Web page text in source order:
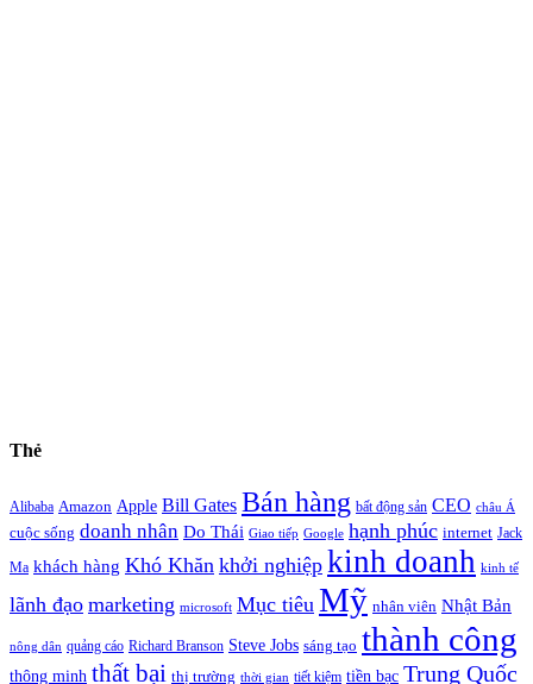
Thẻ
Alibaba Amazon Apple Bill Gates Bán hàng bất động sản CEO châu Á
cuộc sống doanh nhân Do Thái Giao tiếp Google hạnh phúc internet Jack
Ma khách hàng Khó Khăn khởi nghiệp kinh doanh kinh tế
lãnh đạo marketing microsoft Mục tiêu Mỹ nhân viên Nhật Bản
nông dân quảng cáo Richard Branson Steve Jobs sáng tạo thành công
thông minh thất bại thị trường thời gian tiết kiệm tiền bạc Trung Quốc